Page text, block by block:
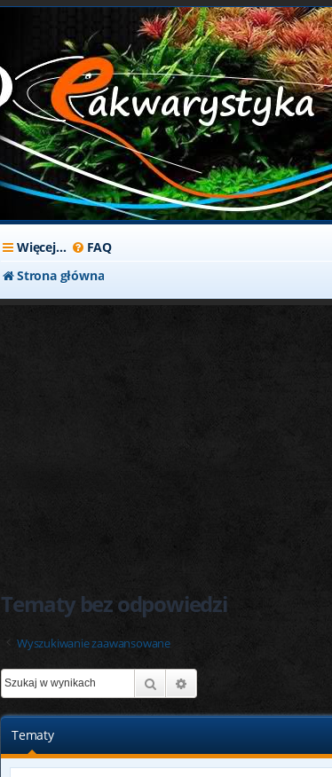
Więcej… FAQ
Strona główna
Tematy bez odpowiedzi
Wyszukiwanie zaawansowane
Szukaj
Tematy